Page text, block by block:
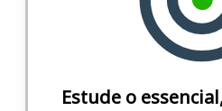
Estude o